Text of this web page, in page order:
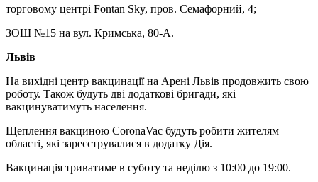
торговому центрі Fontan Sky, пров. Семафорний, 4;
ЗОШ №15 на вул. Кримська, 80-А.
Львів
На вихідні центр вакцинації на Арені Львів продовжить свою
роботу. Також будуть дві додаткові бригади, які
вакцинуватимуть населення.
Щеплення вакциною CoronaVac будуть робити жителям
області, які зареєструвалися в додатку Дія.
Вакцинація триватиме в суботу та неділю з 10:00 до 19:00.